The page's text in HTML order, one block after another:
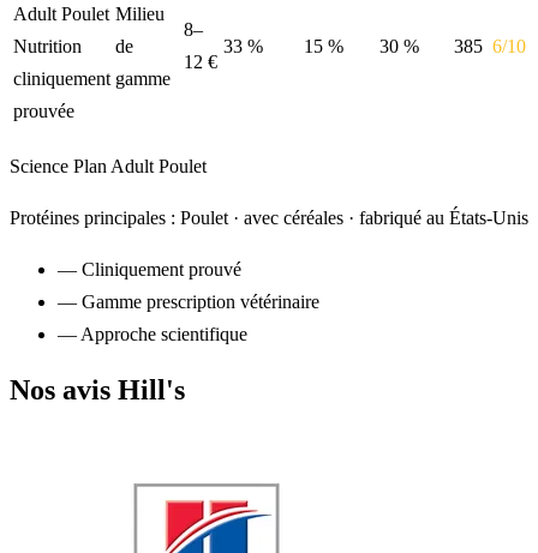
Adult Poulet
Nutrition
cliniquement
prouvée
Milieu
de
gamme
8–
12 €
33 % 15 % 30 % 385 6/10
Science Plan Adult Poulet
Protéines principales : Poulet · avec céréales · fabriqué au États-Unis
— Cliniquement prouvé
— Gamme prescription vétérinaire
— Approche scientifique
Nos avis Hill's